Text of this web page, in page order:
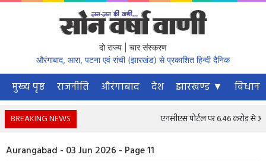
दो राज्य | चार संस्करण
औरंगाबाद, आरा, पटना एवं रांची (झारखंड) से प्रकाशित हिन्दी दैनिक
मुख्य पृष्ठ राजनीति औरंगाबाद देश झारखण्ड ▼
BREAKING NEWS एनसीएस पोर्टल पर 6.46 करोड़ से
Aurangabad - 03 Jun 2026 - Page 11